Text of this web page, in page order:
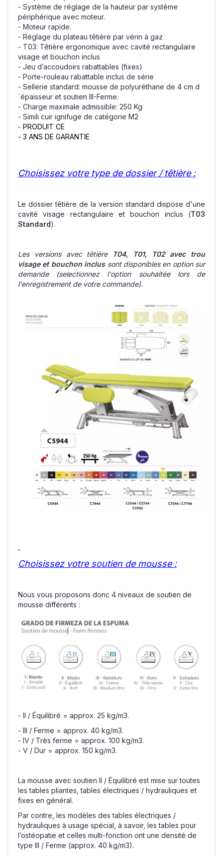
- Système de réglage de la hauteur par système
périphérique avec moteur.
- Moteur rapide.
- Réglage du plateau têtière par vérin à gaz
- T03: Têtière ergonomique avec cavité rectangulaire
visage et bouchon inclus
- Jeu d’accoudoirs rabattables (fixes)
- Porte-rouleau rabattable inclus de série
- Sellerie standard: mousse de polyuréthane de 4 cm d
´épaisseur et soutien III-Ferme.
- Charge maximale admissible: 250 Kg
- Simili cuir ignifuge de catégorie M2
- PRODUIT CE
- 3 ANS DE GARANTIE
Choisissez votre type de dossier / têtière :
Le dossier têtière de la version standard dispose d'une
cavité visage rectangulaire et bouchon inclus (T03
Standard).
Les versions avec têtière
T04, T01, T02 avec trou
visage et bouchon inclus sont disponibles en option sur
demande
(selectionnez l'option souhaitée lors de
l'enregistrement de votre commande).
Choisissez votre soutien de mousse :
Nous vous proposons donc 4 niveaux de soutien de
mousse différents :
- II / Équilibré = approx. 25 kg/m3.
- III / Ferme = approx. 40 kg/m3.
- IV / Très ferme = approx. 100 kg/m3.
- V / Dur = approx. 150 kg/m3.
La mousse avec soutien II / Équilibré est mise sur toutes
les tables pliantes, tables électriques / hydrauliques et
fixes en général.
Par contre, les modèles des tables électriques /
hydrauliques à usage spécial, à savoir, les tables pour
l’ostéopatie et celles multi-fonction ont une densité de
type III / Ferme (approx. 40 kg/m3).